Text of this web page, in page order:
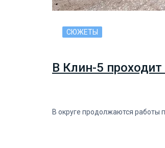
СЮЖЕТЫ
В Клин-5
В округе продолжаются работы